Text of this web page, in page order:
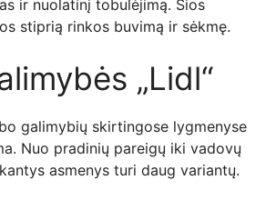
ir nuolatinį tobulėjimą. Šios
stiprią rinkos buvimą ir sėkmę.
„Lidl“
galimybių skirtingose lygmenyse
Nuo pradinių pareigų iki vadovų
asmenys turi daug variantų.